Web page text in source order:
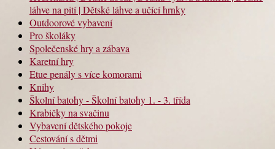
láhve na pití | Dětské láhve a učící hrnky
Outdoorové vybavení
Pro školáky
Společenské hry a zábava
Karetní hry
Etue penály s více komorami
Knihy
Školní batohy - Školní batohy 1. - 3. třída
Krabičky na svačinu
Vybavení dětského pokoje
Cestování s dětmi